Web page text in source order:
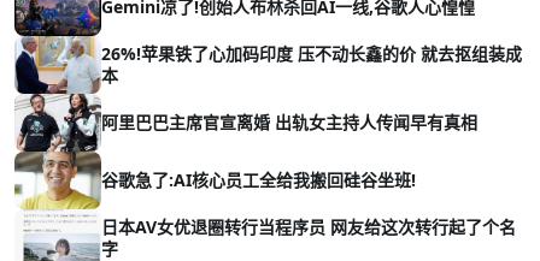
Gemini凉了!创始人布林杀回AI一线,谷歌人心惶惶
26%!苹果铁了心加码印度 压不动长鑫的价 就去抠组装成
本
阿里巴巴主席官宣离婚 出轨女主持人传闻早有真相
谷歌急了:AI核心员工全给我搬回硅谷坐班!
日本AV女优退圈转行当程序员 网友给这次转行起了个名
字